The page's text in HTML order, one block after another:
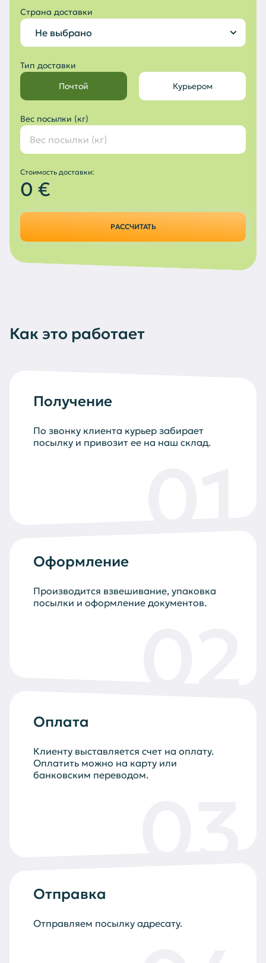
Тип доставки
Почтой
Курьером
Страна доставки
Не выбрано
Вес посылки (кг)
РАССЧИТАТЬ
Стоимость доставки:
0 €
Как это работает
Получение
По звонку клиента курьер забирает
посылку и привозит ее на наш склад.
Оформление
Производится взвешивание, упаковка
посылки и оформление документов.
Оплата
Клиенту выставляется счет на оплату.
Оплатить можно на карту или
банковским переводом.
Отправка
Отправляем посылку адресату.